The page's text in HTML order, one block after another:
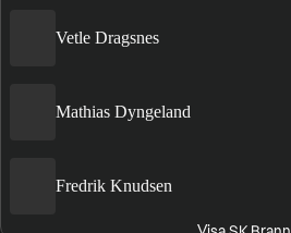
Vetle Dragsnes
Mathias Dyngeland
Fredrik Knudsen